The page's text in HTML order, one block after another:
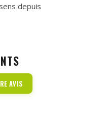
depuis
AVIS